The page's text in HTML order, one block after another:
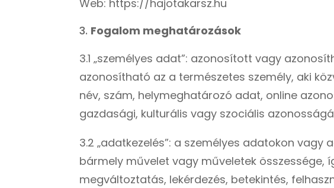
Web: https://hajotakarsz.hu
Fogalom meghatározások
3.1 „személyes adat”: azonosított vagy
azonosítható az a természetes személy, aki
név, szám, helymeghatározó adat, online
gazdasági, kulturális vagy szociális
3.2 „adatkezelés”: a személyes adatokon
bármely művelet vagy műveletek összessége,
megváltoztatás, lekérdezés, betekintés,